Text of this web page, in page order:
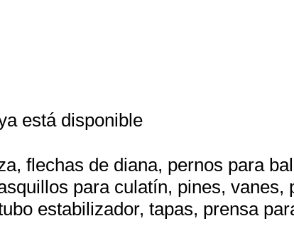
está disponible
flechas de diana, pernos para
para culatín, pines,
estabilizador, tapas, prensa